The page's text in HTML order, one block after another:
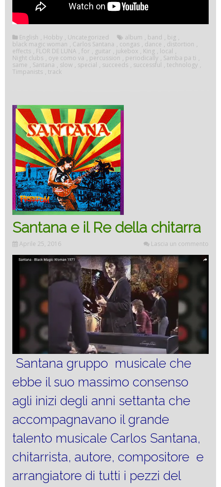
English , Hobby , Uncategorized album , band , big ,
black magic woman , Carlos Santana , congas , dance , distortion ,
effects , FLOR DE LUNA , for , guitar , jukebox , King , local ,
Night clubs , oye como va , percussion , periodically , Samba pa ti ,
same , Santana , slow , special , succeeds , successful , technology ,
Timpanists , track
Santana e il Re della chitarra
Aprile 25, 2016 Lascia un commento
Santana gruppo musicale che
ebbe il suo massimo consenso
agli inizi degli anni settanta che
accompagnavano il grande
talento musicale Carlos Santana,
chitarrista, autore, compositore e
arrangiatore di tutti i pezzi del